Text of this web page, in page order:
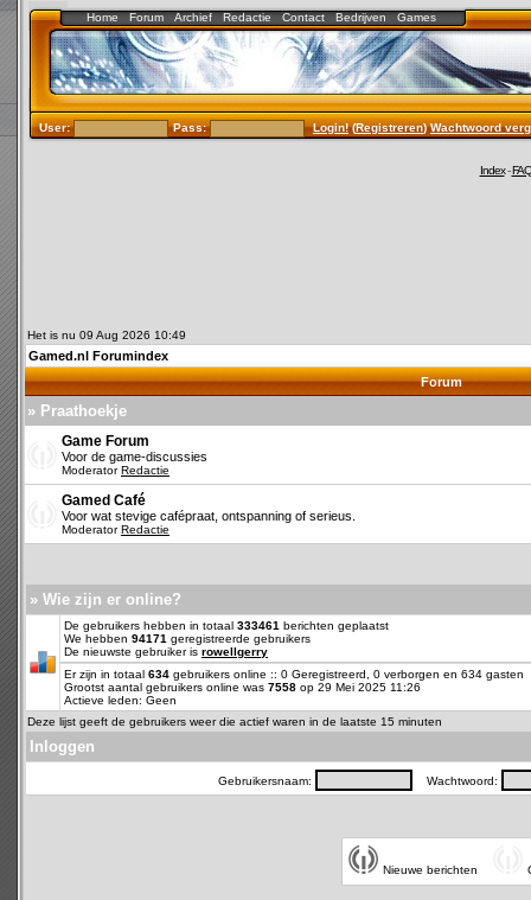
Home Forum Archief Redactie Contact Bedrijven Games
User: Pass: Login!(Registreren)Wachtwoord
Index-FAQ
Het is nu 09 Aug 2026 10:49
Gamed.nl Forumindex
Forum
» Praathoekje
Game Forum
Voor de game-discussies
ModeratorRedactie
Gamed Café
Voor wat stevige cafépraat, ontspanning of serieus.
ModeratorRedactie
» Wie zijn er online?
De gebruikers hebben in totaal 333461 berichten geplaatst
We hebben 94171 geregistreerde gebruikers
De nieuwste gebruiker is rowellgerry
Er zijn in totaal 634 gebruikers online :: 0 Geregistreerd, 0 verborgen en 634
Grootst aantal gebruikers online was 7558 op 29 Mei 2025 11:26
Actieve leden: Geen
Deze lijst geeft de gebruikers weer die actief waren in de laatste 15 minuten
Inloggen
Gebruikersnaam: Wachtwoord:
Nieuwe berichten